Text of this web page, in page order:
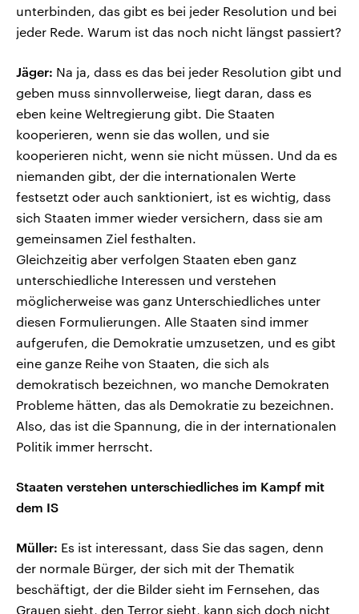
unterbinden, das gibt es bei jeder Resolution und bei
jeder Rede. Warum ist das noch nicht längst passiert?
Jäger: Na ja, dass es das bei jeder Resolution gibt und
geben muss sinnvollerweise, liegt daran, dass es
eben keine Weltregierung gibt. Die Staaten
kooperieren, wenn sie das wollen, und sie
kooperieren nicht, wenn sie nicht müssen. Und da es
niemanden gibt, der die internationalen Werte
festsetzt oder auch sanktioniert, ist es wichtig, dass
sich Staaten immer wieder versichern, dass sie am
gemeinsamen Ziel festhalten.
Gleichzeitig aber verfolgen Staaten eben ganz
unterschiedliche Interessen und verstehen
möglicherweise was ganz Unterschiedliches unter
diesen Formulierungen. Alle Staaten sind immer
aufgerufen, die Demokratie umzusetzen, und es gibt
eine ganze Reihe von Staaten, die sich als
demokratisch bezeichnen, wo manche Demokraten
Probleme hätten, das als Demokratie zu bezeichnen.
Also, das ist die Spannung, die in der internationalen
Politik immer herrscht.
Staaten verstehen unterschiedliches im Kampf mit
dem IS
Müller: Es ist interessant, dass Sie das sagen, denn
der normale Bürger, der sich mit der Thematik
beschäftigt, der die Bilder sieht im Fernsehen, das
Grauen sieht, den Terror sieht, kann sich doch nicht